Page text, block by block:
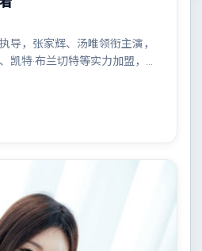
导，张家辉、汤唯领衔主演，
凯特·布兰切特等实力加盟，是
。故事主要发生在泰国，都市
救赎。影片在视听语言与叙事
欢深度叙事的观众。